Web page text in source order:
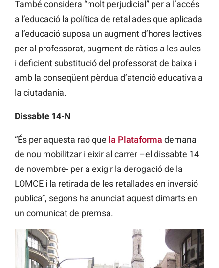
També considera “molt perjudicial” per a l’accés
a l’educació la política de retallades que aplicada
a l’educació suposa un augment d’hores lectives
per al professorat, augment de ràtios a les aules
i deficient substitució del professorat de baixa i
amb la conseqüent pèrdua d’atenció educativa a
la ciutadania.
Dissabte 14-N
“És per aquesta raó que la Plataforma demana
de nou mobilitzar i eixir al carrer –el dissabte 14
de novembre- per a exigir la derogació de la
LOMCE i la retirada de les retallades en inversió
pública”, segons ha anunciat aquest dimarts en
un comunicat de premsa.